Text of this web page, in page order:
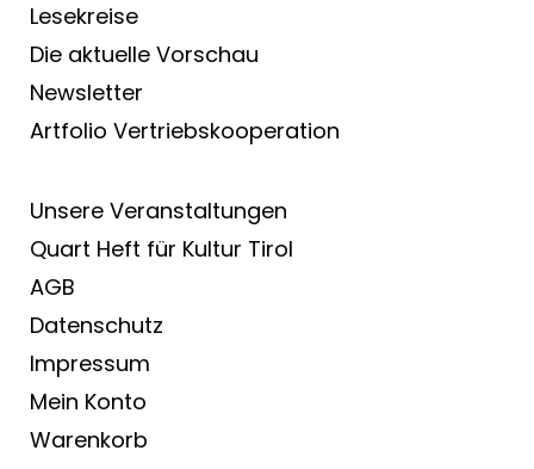
Lesekreise
Die aktuelle Vorschau
Newsletter
Artfolio Vertriebs­kooperation
Unsere Veranstaltungen
Quart Heft für Kultur Tirol
AGB
Datenschutz
Impressum
Mein Konto
Warenkorb